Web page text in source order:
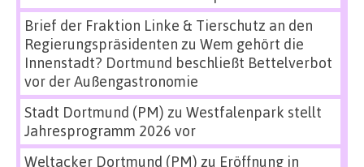
Brief der Fraktion Linke & Tierschutz an den
Regierungspräsidenten zu Wem gehört die
Innenstadt? Dortmund beschließt Bettelverbot
vor der Außengastronomie
Stadt Dortmund (PM) zu Westfalenpark stellt
Jahresprogramm 2026 vor
Weltacker Dortmund (PM) zu Eröffnung in